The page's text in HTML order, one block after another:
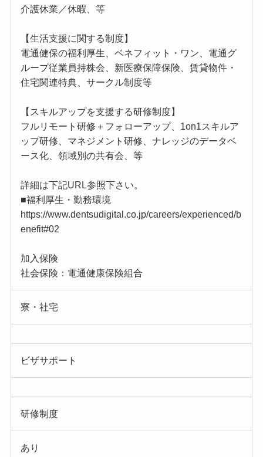
介護休業／休暇、等
【生活支援に関する制度】
電通健保の福利厚生、ベネフィット・ワン、電通グ
ループ従業員持株会、新医療保障保険、賃貸物件・
住宅関連特典、サークル制度等
【スキルアップを支援する研修制度】
フルリモート研修＋フォローアップ、1on1スキルア
ップ研修、マネジメント研修、ナレッジのデータベ
ース化、領域別の共有会、等
詳細は下記URL参照下さい。
■福利厚生・勤務環境
https://www.dentsudigital.co.jp/careers/experienced/b
enefit#02
加入保険
社会保険：電通健康保険組合
寮・社宅
ビザサポート
研修制度
あり